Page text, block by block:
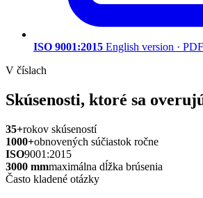
ISO 9001:2015 English version · PDF
V číslach
Skúsenosti, ktoré sa
35+rokov skúseností
1000+obnovených súčiastok ročne
ISO9001:2015
3000 mmmaximálna dĺžka brúsenia
Často kladené otázky